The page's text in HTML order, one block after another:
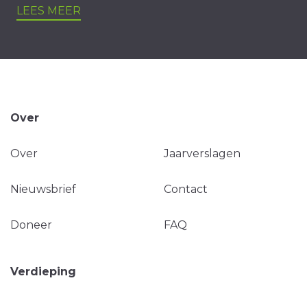
LEES MEER
Over
Over Jaarverslagen
Nieuwsbrief Contact
Doneer FAQ
Verdieping